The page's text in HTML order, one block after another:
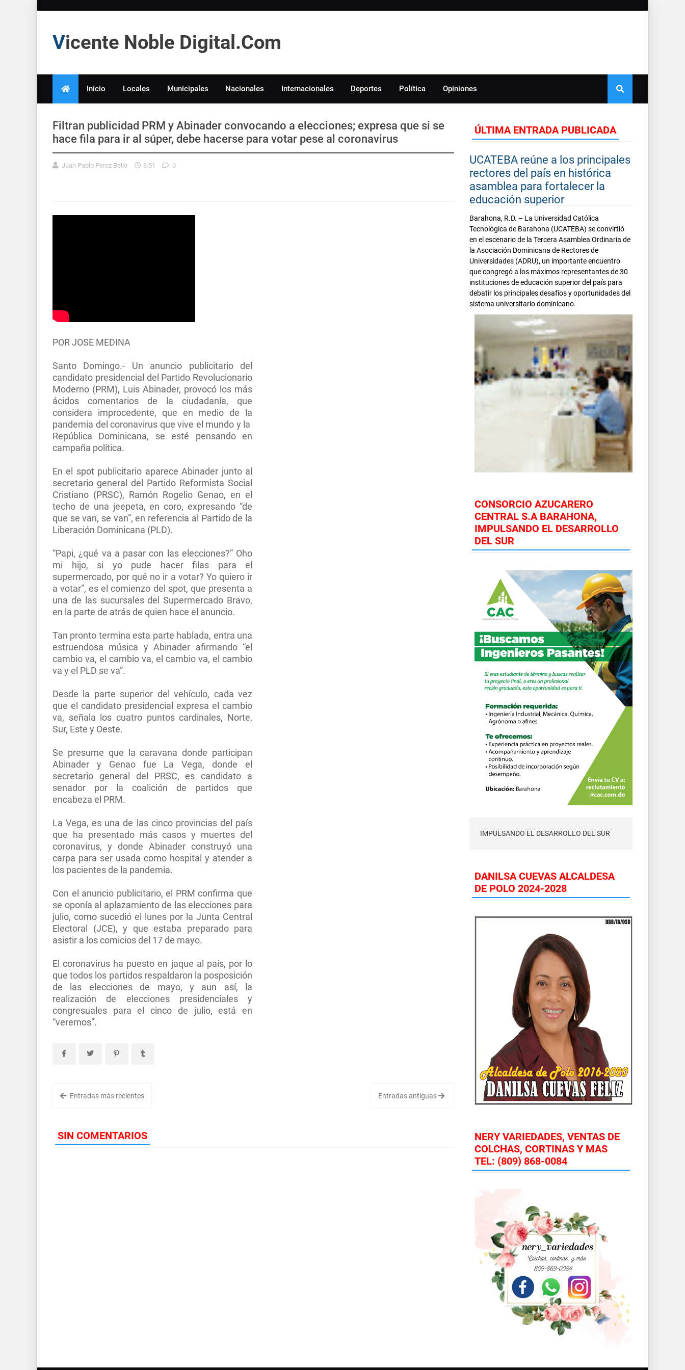
Vicente Noble Digital.Com
Inicio Locales Municipales Nacionales Internacionales Deportes Política Opiniones
Filtran publicidad PRM y Abinader convocando a elecciones; expresa que si se
hace fila para ir al súper, debe hacerse para votar pese al coronavirus
Juan Pablo Perez Bello 8:51 0
POR JOSE MEDINA
Santo Domingo.- Un anuncio publicitario del
candidato presidencial del Partido Revolucionario
Moderno (PRM), Luis Abinader, provocó los más
ácidos comentarios de la ciudadanía, que
considera improcedente, que en medio de la
pandemia del coronavirus que vive el mundo y la
República Dominicana, se esté pensando en
campaña política.
En el spot publicitario aparece Abinader junto al
secretario general del Partido Reformista Social
Cristiano (PRSC), Ramón Rogelio Genao, en el
techo de una jeepeta, en coro, expresando “de
que se van, se van”, en referencia al Partido de la
Liberación Dominicana (PLD).
“Papi, ¿qué va a pasar con las elecciones?” Oho
mi hijo, si yo pude hacer filas para el
supermercado, por qué no ir a votar? Yo quiero ir
a votar”, es el comienzo del spot, que presenta a
una de las sucursales del Supermercado Bravo,
en la parte de atrás de quien hace el anuncio.
Tan pronto termina esta parte hablada, entra una
estruendosa música y Abinader afirmando “el
cambio va, el cambio va, el cambio va, el cambio
va y el PLD se va”.
Desde la parte superior del vehículo, cada vez
que el candidato presidencial expresa el cambio
va, señala los cuatro puntos cardinales, Norte,
Sur, Este y Oeste.
Se presume que la caravana donde participan
Abinader y Genao fue La Vega, donde el
secretario general del PRSC, es candidato a
senador por la coalición de partidos que
encabeza el PRM.
La Vega, es una de las cinco provincias del país
que ha presentado más casos y muertes del
coronavirus, y donde Abinader construyó una
carpa para ser usada como hospital y atender a
los pacientes de la pandemia.
Con el anuncio publicitario, el PRM confirma que
se oponía al aplazamiento de las elecciones para
julio, como sucedió el lunes por la Junta Central
Electoral (JCE), y que estaba preparado para
asistir a los comicios del 17 de mayo.
El coronavirus ha puesto en jaque al país, por lo
que todos los partidos respaldaron la posposición
de las elecciones de mayo, y aun así, la
realización de elecciones presidenciales y
congresuales para el cinco de julio, está en
“veremos”.
Entradas más recientes Entradas antiguas
SIN COMENTARIOS
ÚLTIMA ENTRADA PUBLICADA
UCATEBA reúne a los principales
rectores del país en histórica
asamblea para fortalecer la
educación superior
Barahona, R.D. – La Universidad Católica
Tecnológica de Barahona (UCATEBA) se convirtió
en el escenario de la Tercera Asamblea Ordinaria de
la Asociación Dominicana de Rectores de
Universidades (ADRU), un importante encuentro
que congregó a los máximos representantes de 30
instituciones de educación superior del país para
debatir los principales desafíos y oportunidades del
sistema universitario dominicano.
CONSORCIO AZUCARERO
CENTRAL S.A BARAHONA,
IMPULSANDO EL DESARROLLO
DEL SUR
IMPULSANDO EL DESARROLLO DEL SUR
DANILSA CUEVAS ALCALDESA
DE POLO 2024-2028
NERY VARIEDADES, VENTAS DE
COLCHAS, CORTINAS Y MAS
TEL: (809) 868-0084